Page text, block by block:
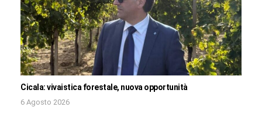
Cicala: vivaistica forestale, nuova opportunità
6 Agosto 2026